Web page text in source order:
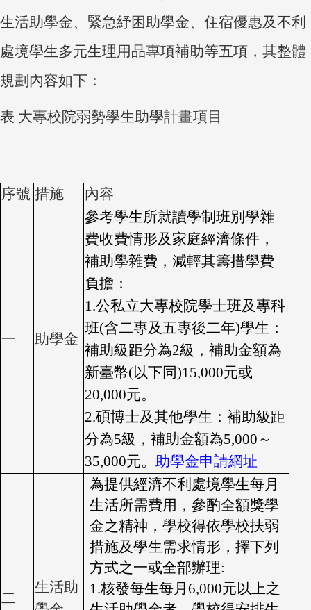
生活助學金、緊急紓困助學金、住宿優惠及不利
處境學生多元生理用品專項補助等五項，其整體
規劃內容如下：
表 大專校院弱勢學生助學計畫項目
序號 措施 內容
一 助學金
參考學生所就讀學制班別學雜
費收費情形及家庭經濟條件，
補助學雜費，減輕其籌措學費
負擔：
1.公私立大專校院學士班及專科
班(含二專及五專後二年)學生：
補助級距分為2級，補助金額為
新臺幣(以下同)15,000元或
20,000元。
2.碩博士及其他學生：補助級距
分為5級，補助金額為5,000～
35,000元。 助學金申請網址
二
生活助
為提供經濟不利處境學生每月
生活所需費用，參酌全額獎學
金之精神，學校得依學校扶弱
措施及學生需求情形，擇下列
方式之一或全部辦理:
1.核發每生每月6,000元以上之